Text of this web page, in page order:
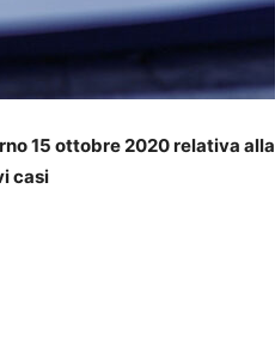
15 ottobre 2020 relativa alla
casi